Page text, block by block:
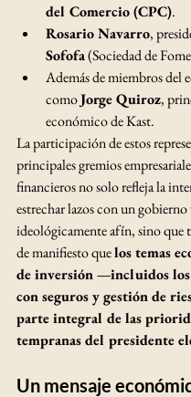
del Comercio (CPC).
Rosario Navarro,
Sofofa (Sociedad de
Además de miembros del
como Jorge Quiroz,
económico de Kast.
La participación de estos
principales gremios
financieros no solo refleja la
estrechar lazos con un
ideológicamente afín, sino que
de manifiesto que los temas
de inversión —incluidos los
con seguros y gestión de
parte integral de las
tempranas del presidente
Un mensaje